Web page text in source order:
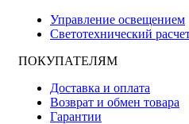
Управление освещением
Светотехнический
ПОКУПАТЕЛЯМ
Доставка и оплата
Возврат и обмен товара
Гарантии